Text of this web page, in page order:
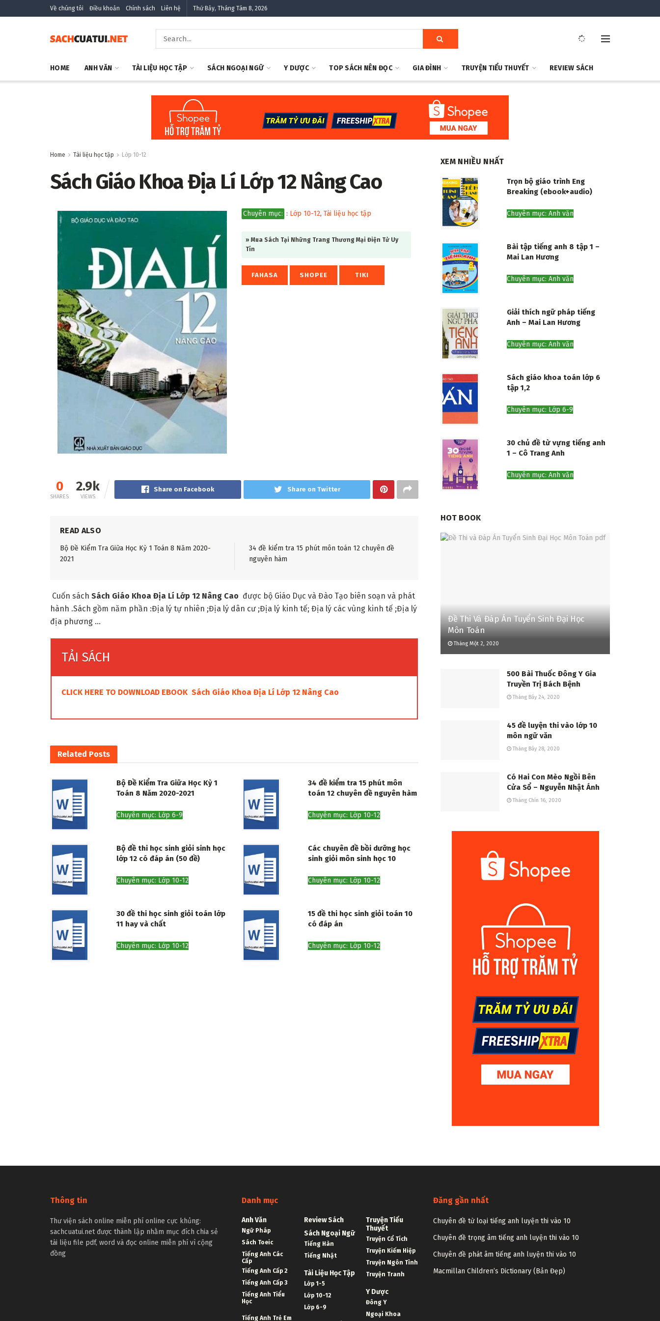
Về chúng tôi Điều khoản Chính sách Liên hệ Thứ Bảy, Tháng Tám 8, 2026
HOME ANH VĂN TÀI LIỆU HỌC TẬP SÁCH NGOẠI NGỮ Y DƯỢC TOP SÁCH NÊN ĐỌC GIA ĐÌNH TRUYỆN TIỂU THUYẾT REVIEW SÁCH
Home Tài liệu học tập Lớp 10-12
Sách Giáo Khoa Địa Lí Lớp 12 Nâng Cao
Chuyên mục: : Lớp 10-12, Tài liệu học tập
» Mua Sách Tại Những Trang Thương Mại Điện Tử Uy
Tín
FAHASA SHOPEE TIKI
0
SHARES
2.9k
VIEWS
Share on Facebook Share on Twitter
READ ALSO
Bộ Đề Kiểm Tra Giữa Học Kỳ 1 Toán 8 Năm 2020-
2021
34 đề kiểm tra 15 phút môn toán 12 chuyên đề
nguyên hàm
Cuốn sách Sách Giáo Khoa Địa Lí Lớp 12 Nâng Cao được bộ Giáo Dục và Đào Tạo biên soạn và phát
hành .Sách gồm năm phần :Địa lý tự nhiên ;Địa lý dân cư ;Địa lý kinh tế; Địa lý các vùng kinh tế ;Địa lý
địa phương …
TẢI SÁCH
CLICK HERE TO DOWNLOAD EBOOK Sách Giáo Khoa Địa Lí Lớp 12 Nâng Cao
Related Posts
Bộ Đề Kiểm Tra Giữa Học Kỳ 1
Toán 8 Năm 2020-2021
Chuyên mục: Lớp 6-9
34 đề kiểm tra 15 phút môn
toán 12 chuyên đề nguyên hàm
Chuyên mục: Lớp 10-12
Bộ đề thi học sinh giỏi sinh học
lớp 12 có đáp án (50 đề)
Chuyên mục: Lớp 10-12
Các chuyên đề bồi dưỡng học
sinh giỏi môn sinh học 10
Chuyên mục: Lớp 10-12
30 đề thi học sinh giỏi toán lớp
11 hay và chất
Chuyên mục: Lớp 10-12
15 đề thi học sinh giỏi toán 10
có đáp án
Chuyên mục: Lớp 10-12
XEM NHIỀU NHẤT
Trọn bộ giáo trình Eng
Breaking (ebook+audio)
Chuyên mục: Anh văn
Bài tập tiếng anh 8 tập 1 –
Mai Lan Hương
Chuyên mục: Anh văn
Giải thích ngữ pháp tiếng
Anh – Mai Lan Hương
Chuyên mục: Anh văn
Sách giáo khoa toán lớp 6
tập 1,2
Chuyên mục: Lớp 6-9
30 chủ đề từ vựng tiếng anh
1 – Cô Trang Anh
Chuyên mục: Anh văn
HOT BOOK
Đề Thi Và Đáp Án Tuyển Sinh Đại Học
Môn Toán
Tháng Một 2, 2020
500 Bài Thuốc Đông Y Gia
Truyền Trị Bách Bệnh
Tháng Bảy 24, 2020
45 đề luyện thi vào lớp 10
môn ngữ văn
Tháng Bảy 28, 2020
Có Hai Con Mèo Ngồi Bên
Cửa Sổ – Nguyễn Nhật Ánh
Tháng Chín 16, 2020
Thông tin
Thư viện sách online miễn phí online cực khủng:
sachcuatui.net được thành lập nhằm mục đích chia sẻ
tài liệu file pdf, word và đọc online miễn phí vì cộng
đồng
Danh mục
Anh Văn
Ngữ Pháp
Sách Toeic
Tiếng Anh Các
Cấp
Tiếng Anh Cấp 2
Tiếng Anh Cấp 3
Tiếng Anh Tiểu
Học
Tiếng Anh Trẻ Em
Review Sách
Sách Ngoại Ngữ
Tiếng Hàn
Tiếng Nhật
Tài Liệu Học Tập
Lớp 1-5
Lớp 10-12
Lớp 6-9
Truyện Tiểu
Thuyết
Truyện Cổ Tích
Truyện Kiếm Hiệp
Truyện Ngôn Tình
Truyện Tranh
Y Dược
Đông Y
Ngoại Khoa
Đăng gần nhất
Chuyên đề từ loại tiếng anh luyện thi vào 10
Chuyên đề trọng âm tiếng anh luyện thi vào 10
Chuyên đề phát âm tiếng anh luyện thi vào 10
Macmillan Children’s Dictionary (Bản Đẹp)